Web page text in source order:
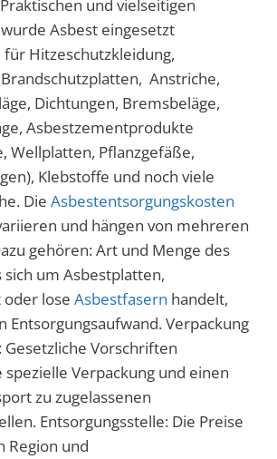
und vielseitigen
Asbest eingesetzt
Hitzeschutzkleidung,
Anstriche,
Dichtungen, Bremsbeläge,
Asbestzementprodukte
Wellplatten, Pflanzgefäße,
Klebstoffe und noch viele
Die Asbestentsorgungskosten
und hängen von mehreren
Art und Menge des
sich um Asbestplatten,
lose Asbestfasern handelt,
Entsorgungsaufwand. Verpackung
Gesetzliche Vorschriften
Verpackung und einen
zu zugelassenen
Entsorgungsstelle: Die Preise
Region und